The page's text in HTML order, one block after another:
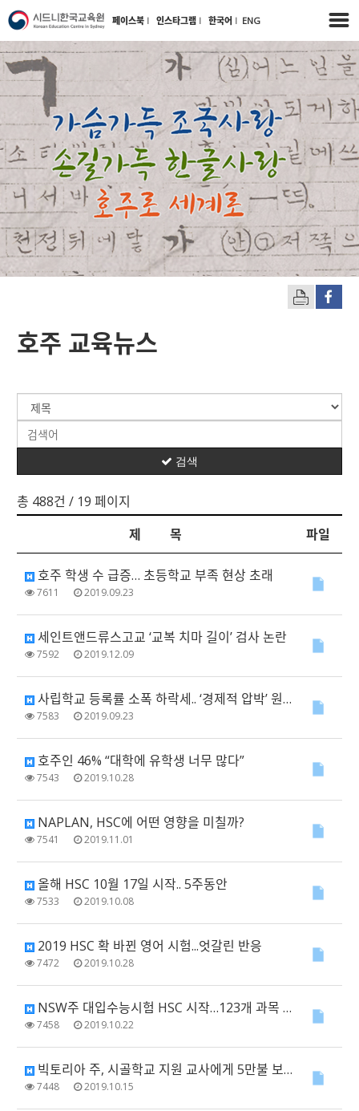
페이스북 l 인스타그램 l 한국어 l ENG
호주 교육뉴스
총 488건 / 19 페이지
검색
제 목 파일
호주 학생 수 급증… 초등학교 부족 현상 초래
7611 2019.09.23
세인트앤드류스고교 ‘교복 치마 길이’ 검사 논란
7592 2019.12.09
사립학교 등록률 소폭 하락세.. ‘경제적 압박’ 원인
7583 2019.09.23
호주인 46% “대학에 유학생 너무 많다”
7543 2019.10.28
NAPLAN, HSC에 어떤 영향을 미칠까?
7541 2019.11.01
올해 HSC 10월 17일 시작.. 5주동안
7533 2019.10.08
2019 HSC 확 바뀐 영어 시험...엇갈린 반응
7472 2019.10.28
NSW주 대입수능시험 HSC 시작…123개 과목 시험에 총 7만5000 수험생 응시
7458 2019.10.22
빅토리아 주, 시골학교 지원 교사에게 5만불 보너스
7448 2019.10.15